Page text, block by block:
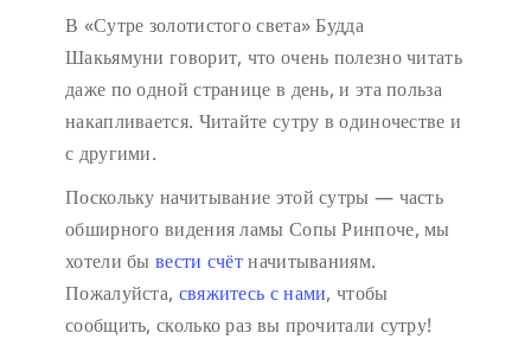
В «Сутре золотистого света» Будда
Шакьямуни говорит, что очень полезно читать
даже по одной странице в день, и эта польза
накапливается. Читайте сутру в одиночестве и
с другими.
Поскольку начитывание этой сутры — часть
обширного видения ламы Сопы Ринпоче, мы
хотели бы вести счётначитываниям.
Пожалуйста, свяжитесь с нами, чтобы
сообщить, сколько раз вы прочитали сутру!